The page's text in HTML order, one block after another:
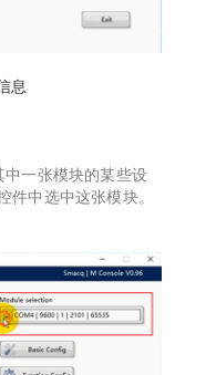
息
一张模块的某些设
件中选中这张模块。